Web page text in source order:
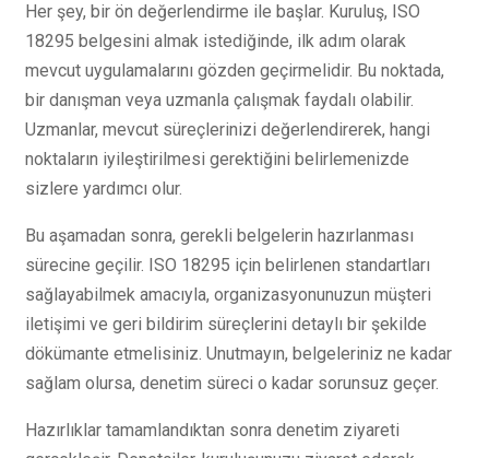
Her şey, bir ön değerlendirme ile başlar. Kuruluş, ISO
18295 belgesini almak istediğinde, ilk adım olarak
mevcut uygulamalarını gözden geçirmelidir. Bu noktada,
bir danışman veya uzmanla çalışmak faydalı olabilir.
Uzmanlar, mevcut süreçlerinizi değerlendirerek, hangi
noktaların iyileştirilmesi gerektiğini belirlemenizde
sizlere yardımcı olur.
Bu aşamadan sonra, gerekli belgelerin hazırlanması
sürecine geçilir. ISO 18295 için belirlenen standartları
sağlayabilmek amacıyla, organizasyonunuzun müşteri
iletişimi ve geri bildirim süreçlerini detaylı bir şekilde
dökümante etmelisiniz. Unutmayın, belgeleriniz ne kadar
sağlam olursa, denetim süreci o kadar sorunsuz geçer.
Hazırlıklar tamamlandıktan sonra denetim ziyareti